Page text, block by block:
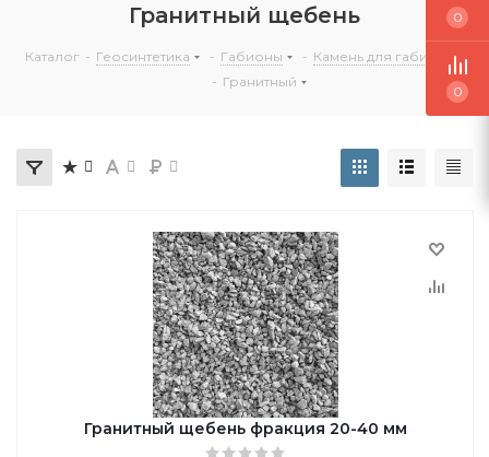
Гранитный щебень
Каталог - Геосинтетика - Габионы - Камень для габионов
- Гранитный
Гранитный щебень фракция 20-40 мм
0
0